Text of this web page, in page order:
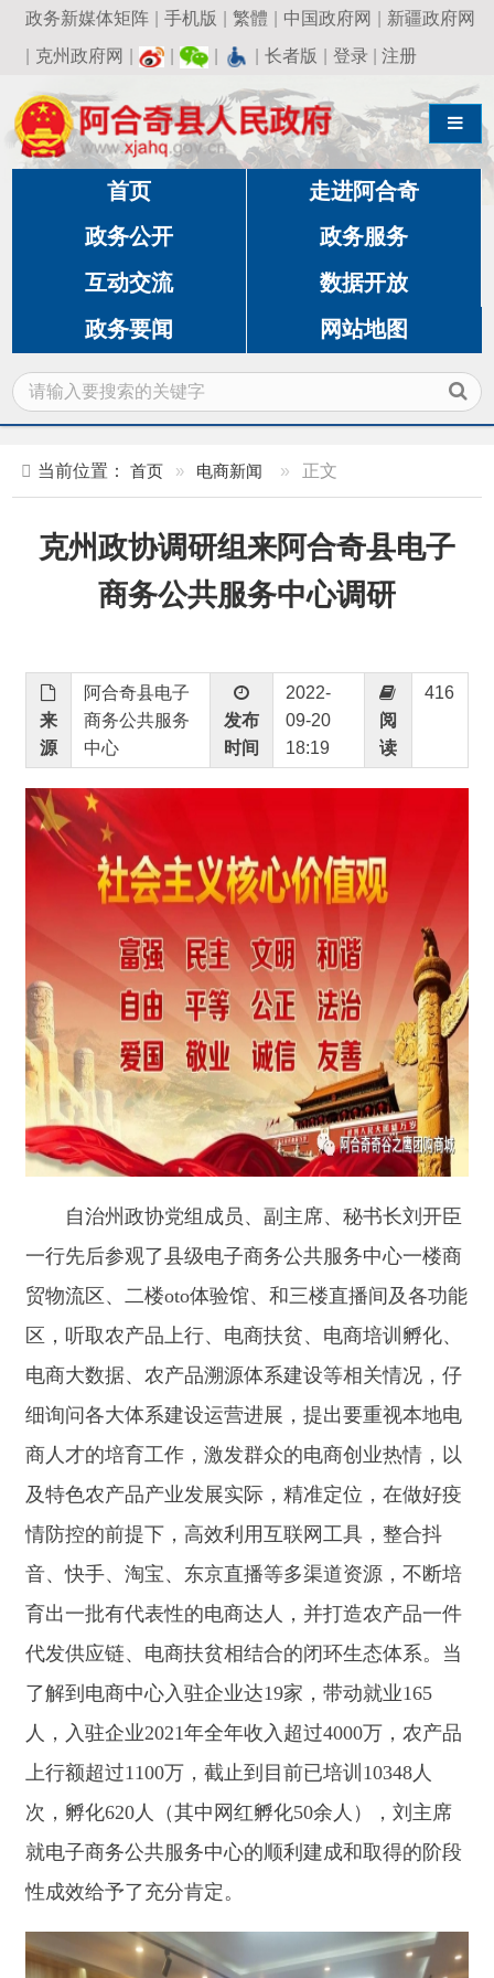
政务新媒体矩阵 | 手机版 繁體 | 中国政府网 | 新疆政府网
克州政府网 | | | 长者版 | 登录|注册
导航切换
首页 走进阿合奇
政务公开 政务服务
互动交流 数据开放
政务要闻 网站地图
当前位置： 首页 » 电商新闻 » 正文
克州政协调研组来阿合奇县电子
商务公共服务中心调研
阿合奇县电子
2022-
416
自治州政协党组成员、副主席、秘书长刘开臣
一行先后参观了县级电子商务公共服务中心一楼商
贸物流区、二楼oto体验馆、和三楼直播间及各功能
区，听取农产品上行、电商扶贫、电商培训孵化、
电商大数据、农产品溯源体系建设等相关情况，仔
细询问各大体系建设运营进展，提出要重视本地电
商人才的培育工作，激发群众的电商创业热情，以
及特色农产品产业发展实际，精准定位，在做好疫
育出一批有代表性的电商达人，并打造农产品一件
代发供应链、电商扶贫相结合的闭环生态体系。当
了解到电商中心入驻企业达19家，带动就业165
人，入驻企业2021年全年收入超过4000万，农产品
上行额超过1100万，截止到目前已培训10348人
次，孵化620人（其中网红孵化50余人），刘主席
就电子商务公共服务中心的顺利建成和取得的阶段